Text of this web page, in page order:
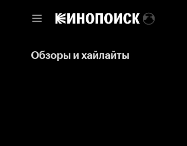
Обзоры и хайлайты